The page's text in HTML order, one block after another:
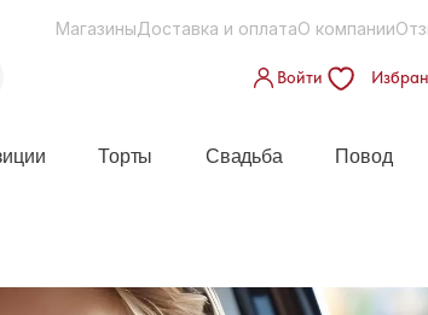
МагазиныДоставка и оплатаО компании
Войти
Торты Свадьба Повод